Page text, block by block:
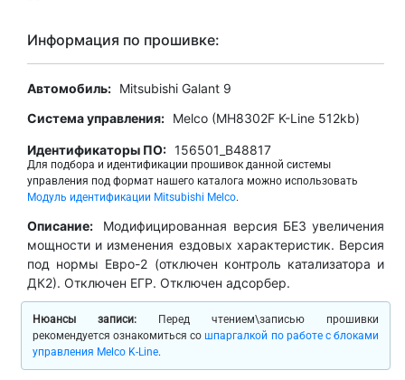
Информация по прошивке:
Автомобиль: Mitsubishi Galant 9
Система управления: Melco (MH8302F K-Line 512kb)
Идентификаторы ПО: 156501_B48817
Для подбора и идентификации прошивок данной системы
управления под формат нашего каталога можно использовать
Модуль идентификации Mitsubishi Melco.
Описание:
Модифицированная версия БЕЗ увеличения
мощности и изменения ездовых характеристик. Версия
под нормы Евро-2 (отключен контроль катализатора и
ДК2). Отключен ЕГР. Отключен адсорбер.
Нюансы записи: Перед чтением\записью прошивки
рекомендуется ознакомиться со шпаргалкой по работе с блоками
управления Melco K-Line.